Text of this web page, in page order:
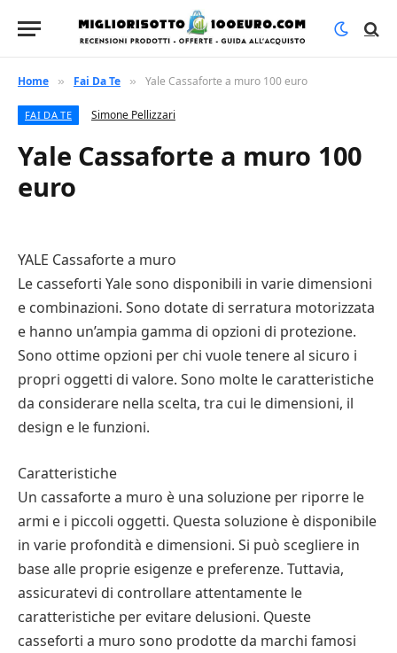
Home » Fai Da Te » Yale Cassaforte a muro 100 euro
FAI DA TE Simone Pellizzari
Yale Cassaforte a muro 100
euro
YALE Cassaforte a muro
Le casseforti Yale sono disponibili in varie dimensioni
e combinazioni. Sono dotate di serratura motorizzata
e hanno un’ampia gamma di opzioni di protezione.
Sono ottime opzioni per chi vuole tenere al sicuro i
propri oggetti di valore. Sono molte le caratteristiche
da considerare nella scelta, tra cui le dimensioni, il
design e le funzioni.
Caratteristiche
Un cassaforte a muro è una soluzione per riporre le
armi e i piccoli oggetti. Questa soluzione è disponibile
in varie profondità e dimensioni. Si può scegliere in
base alle proprie esigenze e preferenze. Tuttavia,
assicuratevi di controllare attentamente le
caratteristiche per evitare delusioni. Queste
casseforti a muro sono prodotte da marchi famosi